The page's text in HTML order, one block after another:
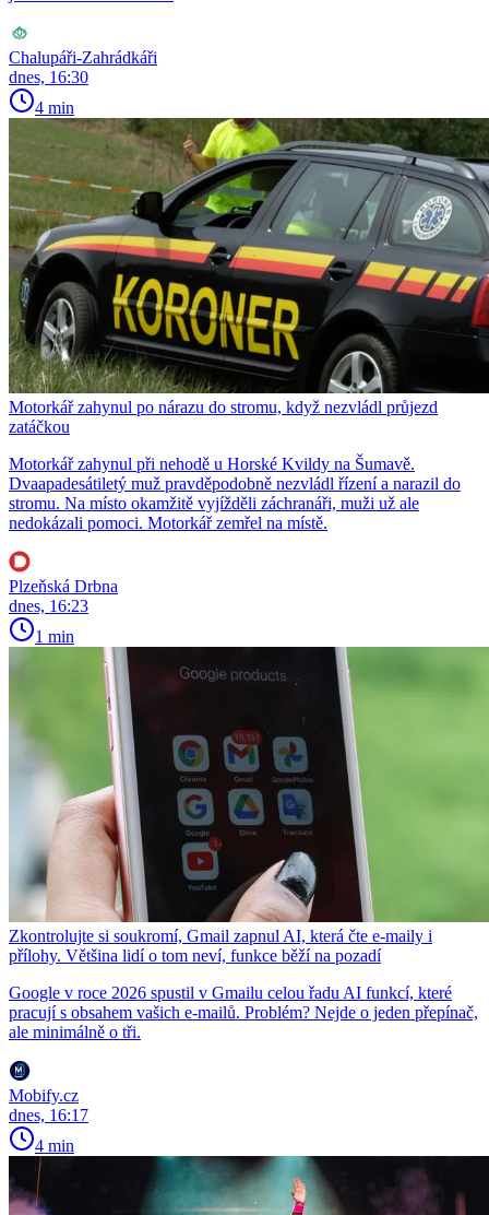
Chalupáři-Zahrádkáři
dnes, 16:30
4 min
Motorkář zahynul po nárazu do stromu, když nezvládl průjezd
zatáčkou
Motorkář zahynul při nehodě u Horské Kvildy na Šumavě.
Dvaapadesátiletý muž pravděpodobně nezvládl řízení a narazil do
stromu. Na místo okamžitě vyjížděli záchranáři, muži už ale
nedokázali pomoci. Motorkář zemřel na místě.
Plzeňská Drbna
dnes, 16:23
1 min
Zkontrolujte si soukromí, Gmail zapnul AI, která čte e-maily i
přílohy. Většina lidí o tom neví, funkce běží na pozadí
Google v roce 2026 spustil v Gmailu celou řadu AI funkcí, které
pracují s obsahem vašich e-mailů. Problém? Nejde o jeden přepínač,
ale minimálně o tři.
Mobify.cz
dnes, 16:17
4 min